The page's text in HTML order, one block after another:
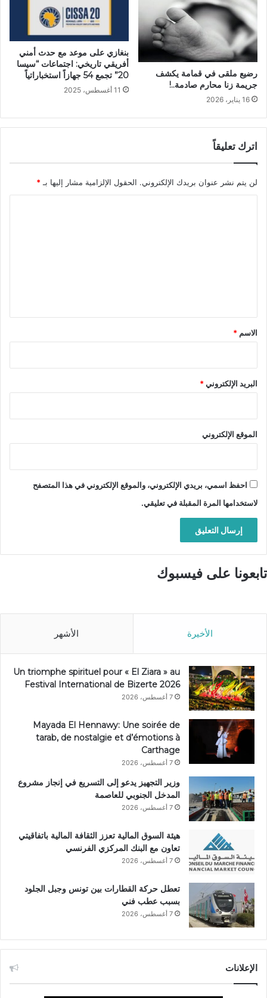
رضيع ملقى في قمامة يكشف
جريمة زنا محارم صادمة..!
16 يناير، 2026
بنغازي على موعد مع حدث أمني
أفريقي تاريخي: اجتماعات “سيسا
20” تجمع 54 جهازاً استخباراتياً
11 أغسطس، 2025
اترك تعليقاً
لن يتم نشر عنوان بريدك الإلكتروني. الحقول الإلزامية مشار إليها بـ*
*
الاسم *
البريد الإلكتروني*
الموقع الإلكتروني
احفظ اسمي، بريدي الإلكتروني، والموقع الإلكتروني في هذا المتصفح
لاستخدامها المرة المقبلة في تعليقي.
تابعونا على فيسبوك
الأخيرة الأشهر
Un triomphe spirituel pour « El Ziara » au
Festival International de Bizerte 2026
7 أغسطس، 2026
Mayada El Hennawy: Une soirée de
tarab, de nostalgie et d’émotions à
Carthage
7 أغسطس، 2026
وزير التجهيز يدعو إلى التسريع في إنجاز مشروع
المدخل الجنوبي للعاصمة
7 أغسطس، 2026
هيئة السوق المالية تعزز الثقافة المالية باتفاقيتي
تعاون مع البنك المركزي الفرنسي
7 أغسطس، 2026
تعطل حركة القطارات بين تونس وجبل الجلود
بسبب عطب فني
7 أغسطس، 2026
الإعلانات